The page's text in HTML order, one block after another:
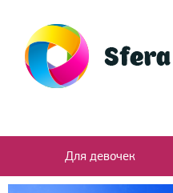
Для девочек